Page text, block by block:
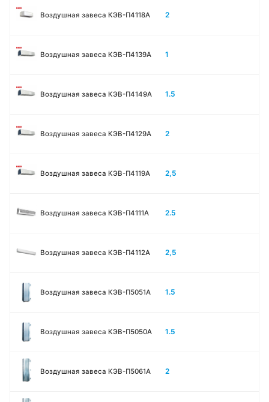
Воздушная завеса КЭВ-П4118А 2
Воздушная завеса КЭВ-П4139А 1
Воздушная завеса КЭВ-П4149А 1.5
Воздушная завеса КЭВ-П4129А 2
Воздушная завеса КЭВ-П4119А 2,5
Воздушная завеса КЭВ-П4111A 2.5
Воздушная завеса КЭВ-П4112А 2,5
Воздушная завеса КЭВ-П5051A 1.5
Воздушная завеса КЭВ-П5050A 1.5
Воздушная завеса КЭВ-П5061A 2